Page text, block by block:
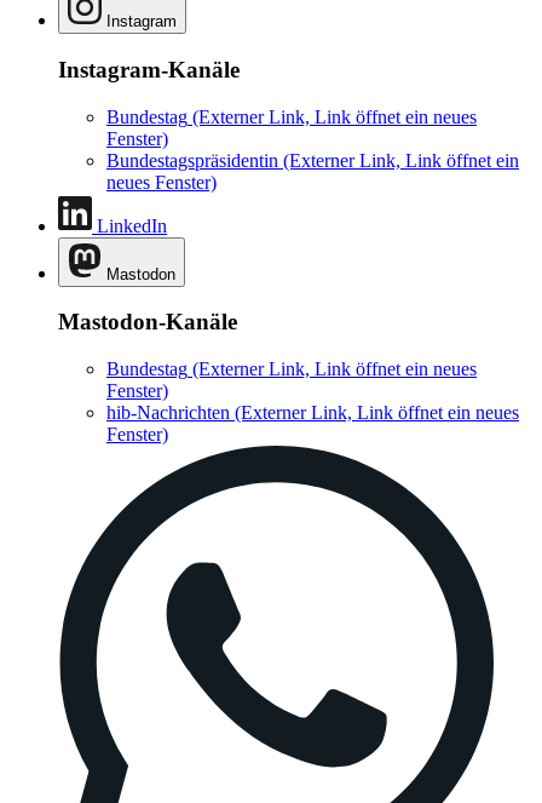
Instagram
Instagram-Kanäle
Bundestag (Externer Link, Link öffnet ein neues
Fenster)
Bundestagspräsidentin (Externer Link, Link öffnet ein
neues Fenster)
LinkedIn
Mastodon
Mastodon-Kanäle
Bundestag (Externer Link, Link öffnet ein neues
Fenster)
hib-Nachrichten (Externer Link, Link öffnet ein neues
Fenster)